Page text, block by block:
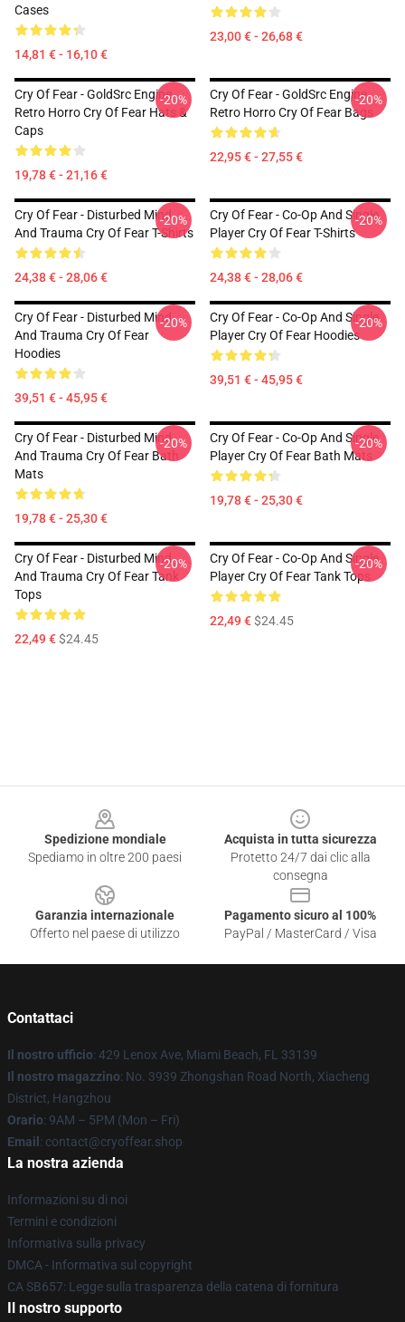
Cases
14,81 € - 16,10 €
23,00 € - 26,68 €
Cry Of Fear - GoldSrc Engine
Retro Horro Cry Of Fear Hats &
Caps
19,78 € - 21,16 €
-20%
Cry Of Fear - GoldSrc Engine
Retro Horro Cry Of Fear Bags
22,95 € - 27,55 €
-20%
Cry Of Fear - Disturbed Mind
And Trauma Cry Of Fear T-Shirts
24,38 € - 28,06 €
-20%
Cry Of Fear - Co-Op And Single
Player Cry Of Fear T-Shirts
24,38 € - 28,06 €
-20%
Cry Of Fear - Disturbed Mind
And Trauma Cry Of Fear
Hoodies
39,51 € - 45,95 €
-20%
Cry Of Fear - Co-Op And Single
Player Cry Of Fear Hoodies
39,51 € - 45,95 €
-20%
Cry Of Fear - Disturbed Mind
And Trauma Cry Of Fear Bath
Mats
19,78 € - 25,30 €
-20%
Cry Of Fear - Co-Op And Single
Player Cry Of Fear Bath Mats
19,78 € - 25,30 €
-20%
Cry Of Fear - Disturbed Mind
And Trauma Cry Of Fear Tank
Tops
22,49 €$24.45
-20%
Cry Of Fear - Co-Op And Single
Player Cry Of Fear Tank Tops
22,49 €$24.45
-20%
Spedizione mondiale
Spediamo in oltre 200 paesi
Acquista in tutta sicurezza
Protetto 24/7 dai clic alla
consegna
Garanzia internazionale
Offerto nel paese di utilizzo
Pagamento sicuro al 100%
PayPal / MasterCard / Visa
Contattaci
Il nostro ufficio: 429 Lenox Ave, Miami Beach, FL 33139
Il nostro magazzino: No. 3939 Zhongshan Road North, Xiacheng
District, Hangzhou
Orario: 9AM – 5PM (Mon – Fri)
Email : contact@cryoffear.shop
La nostra azienda
Informazioni su di noi
Termini e condizioni
Informativa sulla privacy
DMCA - Informativa sul copyright
CA SB657: Legge sulla trasparenza della catena di fornitura
Il nostro supporto